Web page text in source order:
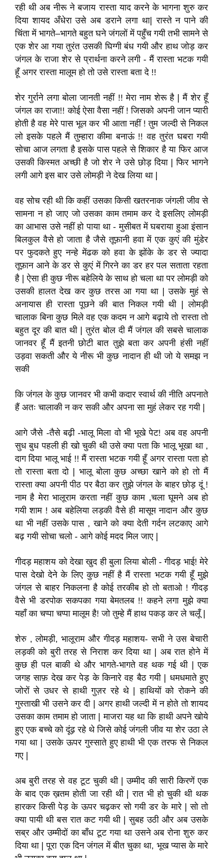
रही थी अब नीरू ने बजाय रास्ता याद करने के भागना शुरु कर
दिया शायद अँधेरा उसे अब डराने लगा था| रास्ते न पाने की
चिंता में भागते–भागते बहुत घने जंगलों में पहुँच गयी तभी सामने से
एक शेर आ गया तुरंत उसकी घिग्गी बंध गयी और हाथ जोड़ कर
जंगल के राजा शेर से प्रार्थना करने लगी - मैं रास्ता भटक गयी
हूँ अगर रास्ता मालूम हो तो उसे रास्ता बता दे !!
शेर गुर्राने लगा बोला जानती नहीं !! मेरा नाम शेरू है | मैं शेर हूँ
जंगल का राजा!! कोई ऐसा वैसा नहीं ! जिसको अपनी जान प्यारी
होती है वह मेरे पास भूल कर भी आता नहीं ! तुम जल्दी से निकल
लो इसके पहले मैं तुम्हारा कीमा बनाऊं !! वह तुरंत घबरा गयी
सोचा आज लगता है इसके पास पहले से शिकार है या फिर आज
उसकी किस्मत अच्छी है जो शेर ने उसे छोड़ दिया | फिर भागने
लगी आगे इस बार उसे लोमड़ी ने देख लिया था |
वह सोच रही थी कि कहीं उसका किसी खतरनाक जंगली जीव से
सामना न हो जाए जो उसका काम तमाम कर दे इसलिए लोमड़ी
का आभास उसे नहीं हो पाया था - मुसीबत में घबराया हुआ इंसान
बिलकुल वैसे हो जाता है जैसे तूफ़ानी हवा में एक कुएं की मुंडेर
पर फुदकते हुए नन्हे मेंढक को हवा के झोंके के डर से ज्यादा
तूफ़ान आने के डर से कुएं में गिरने का डर हर पल सताता रहता
है | ऐसा ही कुछ नीरू बहेलिये के साथ हो चला था पर लोमड़ी को
उसकी हालत देख कर कुछ तरस आ गया था | उसके मुहं से
अनायास ही रास्ता पूछने की बात निकल गयी थी | लोमड़ी
चालाक बिना कुछ मिले वह एक कदम न आगे बढ़ाये तो रास्ता तो
बहुत दूर की बात थी | तुरंत बोल दी मैं जंगल की सबसे चालाक
जानवर हूँ मैं इतनी छोटी बात तुझे बता कर अपनी हंसी नहीं
उड़वा सकती और ये नीरू भी कुछ नादान ही थी जो ये समझ न
सकी
कि जंगल के कुछ जानवर भी कभी कदार स्वार्थ की नीति अपनाते
हैं अतः चालाकी न कर सकी और अपना सा मुहं लेकर रह गयी |
आगे जैसे -तैसे बढ़ी -भालू मिला वो भी भूखे पेट! अब वह अपनी
सुध बुध पहली ही खो चुकी थी उसे क्या पता कि भालू भूखा था ,
दाग दिया भालू भाई !! मैं रास्ता भटक गयी हूँ अगर रास्ता पता हो
तो रास्ता बता दो | भालू बोला कुछ अच्छा खाने को हो तो मैं
रास्ता क्या अपनी पीठ पर बैठा कर तुझे जंगल के बाहर छोड़ दूं !
नाम है मेरा भालूराम करता नहीं कुछ काम ,चला घूमने अब हो
गयी शाम ! अब बहेलिया लड़की वैसे ही मासूम नादान और कुछ
था भी नहीं उसके पास , खाने को क्या देती गर्दन लटकाए आगे
बढ़ गयी सोचा चलो - आगे कोई मदद मिल जाए |
गीदड़ महाशय को देखा खुद ही बुला लिया बोली - गीदड़ भाई! मेरे
पास देखो देने के लिए कुछ नहीं है मैं रास्ता भटक गयी हूँ मुझे
जंगल से बाहर निकलना है कोई तरकीब हो तो बताओ ! गीदड़
वैसे भी डरपोक सकपका गया बेमतलब !! कहने लगा मुझे क्या
यहाँ का चप्पा चप्पा मालूम है! जो तुम्हे मैं हाथ पकड़ कर ले चलूँ |
शेरु , लोमड़ी, भालूराम और गीदड़ महाशय- सभी ने उस बेचारी
लड़की को बुरी तरह से निराश कर दिया था | अब रात होने में
कुछ ही पल बाकी थे और भागते-भागते वह थक गई थी | एक
जगह साफ़ देख कर पेड़ के किनारे वह बैठ गयी | धमधमाते हुए
जोरों से उधर से हाथी गुज़र रहे थे | हाथियों को रोकने की
गुस्ताखी भी उसने कर दी | अगर हाथी जल्दी में न होते तो शायद
उसका काम तमाम हो जाता | माजरा यह था कि हाथी अपने खोये
हुए एक बच्चे को दूंढ़ रहे थे जिसे कोई जंगली जीव या शेर उठा ले
गया था | उसके ऊपर गुस्साते हुए हाथी भी एक तरफ से निकल
गए |
अब बुरी तरह से वह टूट चुकी थी | उम्मीद की सारी किरणें एक
के बाद एक ख़तम होती जा रही थी | रात भी हो चुकी थी थक
हारकर किसी पेड़ के ऊपर चढ़कर सो गयी डर के मारे | सो तो
क्या पायी थी बस रात कट गयी थी | सुबह उठी और अब उसके
सब्र और उम्मीदों का बाँध टूट गया था उसने अब रोना शुरु कर
दिया था | पूरा एक दिन जंगल में बीत चुका था, भूख प्यास के मारे